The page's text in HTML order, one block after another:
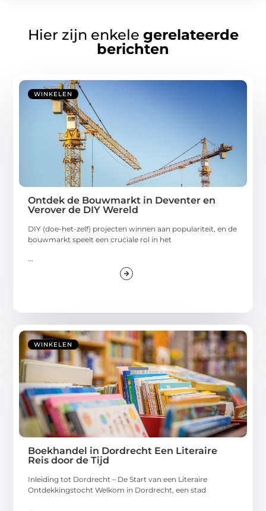
Hier zijn enkele gerelateerde
berichten
WINKELEN
Ontdek de Bouwmarkt in Deventer en
Verover de DIY Wereld
DIY (doe-het-zelf) projecten winnen aan populariteit, en de
bouwmarkt speelt een cruciale rol in het
...
WINKELEN
Boekhandel in Dordrecht Een Literaire
Reis door de Tijd
Inleiding tot Dordrecht – De Start van een Literaire
Ontdekkingstocht Welkom in Dordrecht, een stad